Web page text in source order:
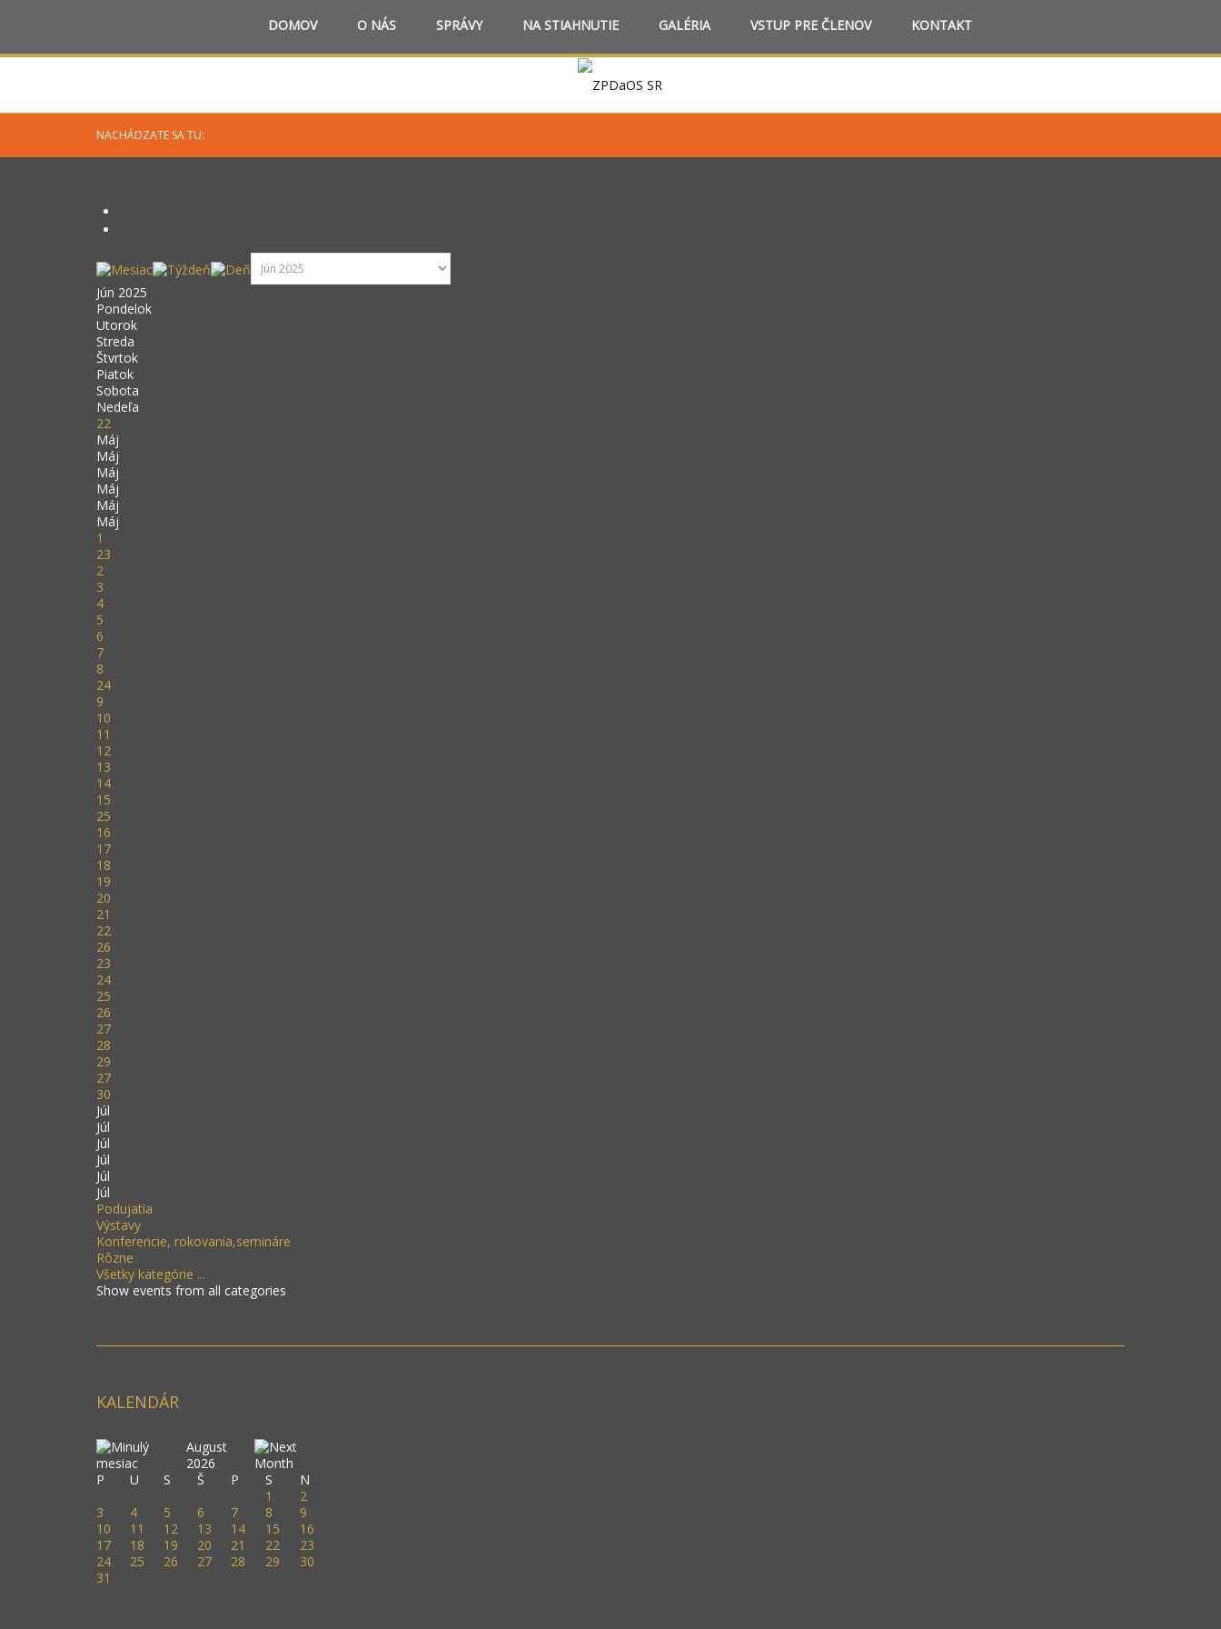
DOMOV O NÁS SPRÁVY NA STIAHNUTIE GALÉRIA VSTUP PRE ČLENOV KONTAKT
NACHÁDZATE SA TU:
Jún 2025
Pondelok
Utorok
Streda
Štvrtok
Piatok
Sobota
Nedeľa
22
Máj
Máj
Máj
Máj
Máj
Máj
1
23
2
3
4
5
6
7
8
24
9
10
11
12
13
14
15
25
16
17
18
19
20
21
22
26
23
24
25
26
27
28
29
27
30
Júl
Júl
Júl
Júl
Júl
Júl
Podujatia
Výstavy
Konferencie, rokovania,semináre
Rôzne
Všetky kategórie ...
Show events from all categories
KALENDÁR
August
2026
P
U S Š P S
N
1
2
3
4 5 6 7 8
9
10
11 12 13 14 15
16
17
18 19 20 21 22
23
24
25 26 27 28 29
30
31